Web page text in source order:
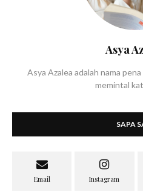
Asya
Asya Azalea adalah nama
memintal
SAPA